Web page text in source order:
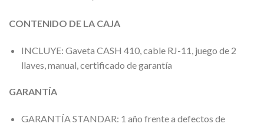
CONTENIDO DE LA CAJA
INCLUYE: Gaveta CASH 410, cable RJ-11, juego de 2
llaves, manual, certificado de garantía
GARANTÍA
GARANTÍA STANDAR: 1 año frente a defectos de